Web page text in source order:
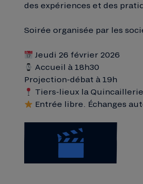
des expériences et des
Soirée organisée par les
Jeudi 26 février 2026
Accueil à 18h30
Projection-débat à 19h
Tiers-lieux la
Entrée libre. Échanges